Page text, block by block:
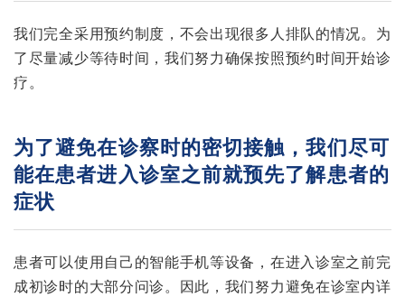
我们完全采用预约制度，不会出现很多人排队的情况。为
了尽量减少等待时间，我们努力确保按照预约时间开始诊
疗。
为了避免在诊察时的密切接触，我们尽可
能在患者进入诊室之前就预先了解患者的
症状
患者可以使用自己的智能手机等设备，在进入诊室之前完
成初诊时的大部分问诊。因此，我们努力避免在诊室内详